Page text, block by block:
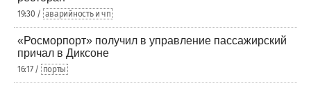
19:30 / аварийность и чп
«Росморпорт» получил в управление пассажирский
причал в Диксоне
16:17 / порты